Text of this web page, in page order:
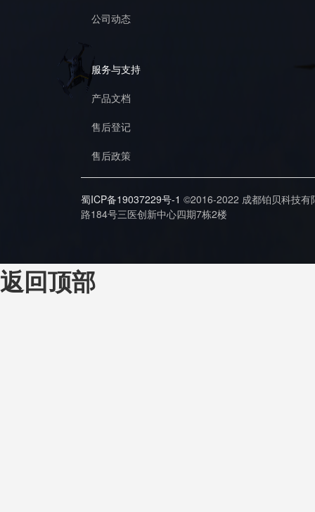
公司动态
服务与支持
产品文档
售后登记
售后政策
蜀ICP备19037229号-1 ©2016-2022 成都铂贝科技
路184号三医创新中心四期7栋2楼
返回顶部